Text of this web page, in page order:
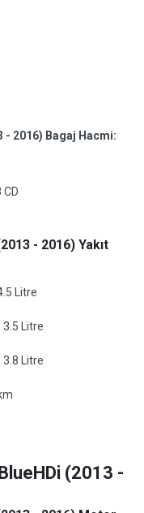
- 2016) Bagaj Hacmi:
CD
- 2016) Yakıt
Litre
3.5 Litre
3.8 Litre
(2013 -